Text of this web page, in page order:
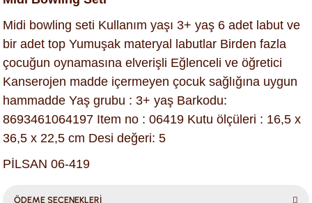
Midi bowling seti Kullanım yaşı 3+ yaş 6 adet labut ve
bir adet top Yumuşak materyal labutlar Birden fazla
çocuğun oynamasına elverişli Eğlenceli ve öğretici
Kanserojen madde içermeyen çocuk sağlığına uygun
hammadde Yaş grubu : 3+ yaş Barkodu:
8693461064197 Item no : 06419 Kutu ölçüleri : 16,5 x
36,5 x 22,5 cm Desi değeri: 5
PİLSAN 06-419
ÖDEME SEÇENEKLERİ